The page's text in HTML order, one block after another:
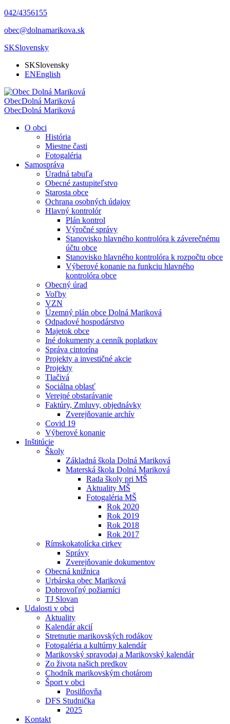
042/4356155
obec@dolnamarikova.sk
SKSlovensky
SKSlovensky
ENEnglish
ObecDolná Mariková
ObecDolná Mariková
O obci
História
Miestne časti
Fotogaléria
Samospráva
Úradná tabuľa
Obecné zastupiteľstvo
Starosta obce
Ochrana osobných údajov
Hlavný kontrolór
Plán kontrol
Výročné správy
Stanovisko hlavného kontrolóra k záverečnému
účtu obce
Stanovisko hlavného kontrolóra k rozpočtu obce
Výberové konanie na funkciu hlavného
kontrolóra obce
Obecný úrad
Voľby
VZN
Územný plán obce Dolná Mariková
Odpadové hospodárstvo
Majetok obce
Iné dokumenty a cenník poplatkov
Správa cintorína
Projekty a investičné akcie
Projekty
Tlačivá
Sociálna oblasť
Verejné obstarávanie
Faktúry, Zmluvy, objednávky
Zverejňovanie archív
Covid 19
Výberové konanie
Inštitúcie
Školy
Základná škola Dolná Mariková
Materská škola Dolná Mariková
Rada školy pri MŠ
Aktuality MŠ
Fotogaléria MŠ
Rok 2020
Rok 2019
Rok 2018
Rok 2017
Rímskokatolícka cirkev
Správy
Zverejňovanie dokumentov
Obecná knižnica
Urbárska obec Mariková
Dobrovoľný požiarníci
TJ Slovan
Udalosti v obci
Aktuality
Kalendár akcií
Stretnutie marikovských rodákov
Fotogaléria a kultúrny kalendár
Marikovský spravodaj a Marikovský kalendár
Zo života našich predkov
Chodník marikovským chotárom
Šport v obci
Posilňovňa
DFS Studnička
2025
Kontakt